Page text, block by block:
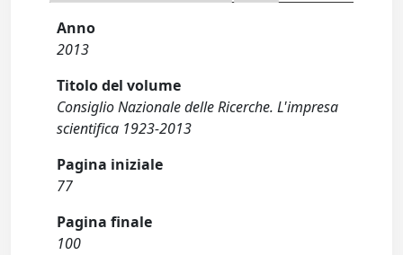
Anno
2013
Titolo del volume
Consiglio Nazionale delle Ricerche. L'impresa
scientifica 1923-2013
Pagina iniziale
77
Pagina finale
100